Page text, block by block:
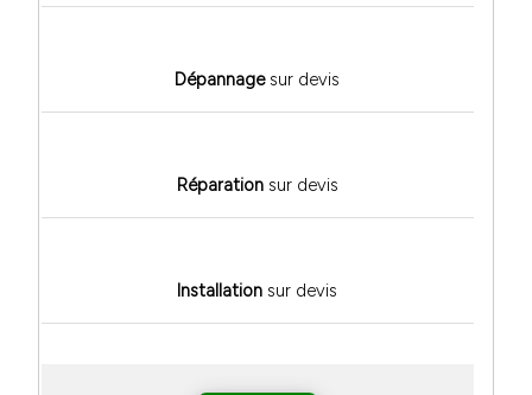
Dépannagesur devis
Réparationsur devis
Installation sur devis